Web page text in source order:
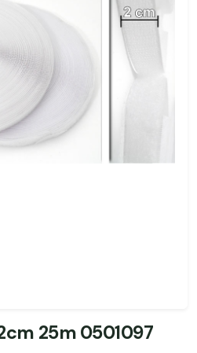
25m 0501097